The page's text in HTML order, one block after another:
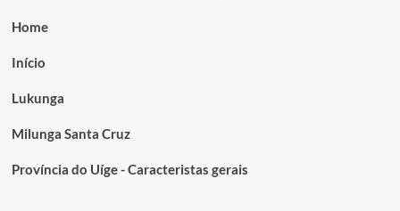
Home
Início
Lukunga
Milunga Santa Cruz
Província do Uíge - Caracteristas gerais